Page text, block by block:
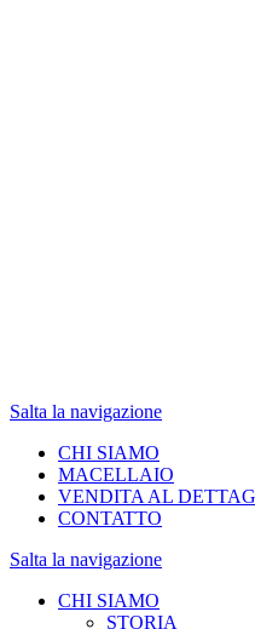
Salta la navigazione
CHI SIAMO
MACELLAIO
VENDITA AL
CONTATTO
Salta la navigazione
CHI SIAMO
STORIA